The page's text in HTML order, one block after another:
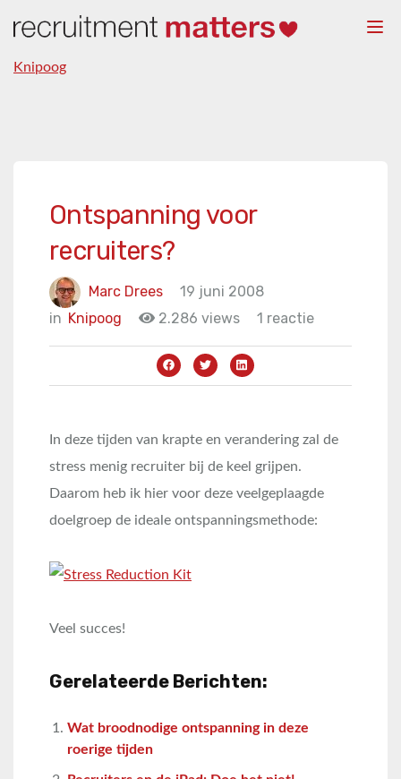
Knipoog
Ontspanning voor
recruiters?
Marc Drees
19 juni 2008
in Knipoog 2.286 views 1 reactie
In deze tijden van krapte en verandering zal de
stress menig recruiter bij de keel grijpen.
Daarom heb ik hier voor deze veelgeplaagde
doelgroep de ideale ontspanningsmethode:
Veel succes!
Gerelateerde Berichten:
Wat broodnodige ontspanning in deze
roerige tijden